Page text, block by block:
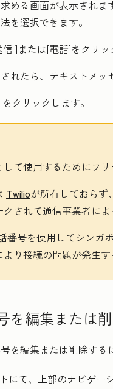
める画面が表示されま
を選択できます。
信 ]または[電話]をクリッ
れたら、テキストメッ
をクリックします。
て使用するためにフ
Twilioが所有しておらず
されて通信事業者に
番号を使用してシンガ
り接続の問題が発生す
を編集または
を編集または削除する
にて、上部のナビゲー